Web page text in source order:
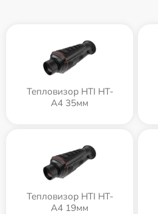
Тепловизор HTI HT-
A4 35мм
Тепловизор HTI HT-
A4 19мм